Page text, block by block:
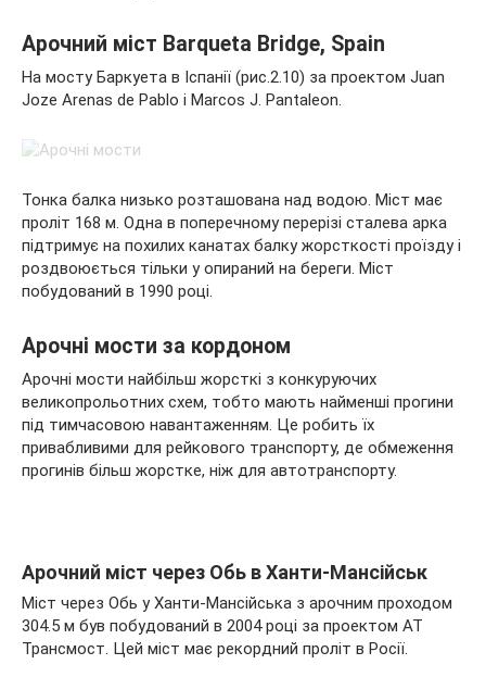
Арочний міст Barqueta Bridge, Spain
На мосту Баркуета в Іспанії (рис.2.10) за проектом Juan
Joze Arenas de Pablo і Marcos J. Pantaleon.
Тонка балка низько розташована над водою. Міст має
проліт 168 м. Одна в поперечному перерізі сталева арка
підтримує на похилих канатах балку жорсткості проїзду і
роздвоюється тільки у опираний на береги. Міст
побудований в 1990 році.
Арочні мости за кордоном
Арочні мости найбільш жорсткі з конкуруючих
великопрольотних схем, тобто мають найменші прогини
під тимчасовою навантаженням. Це робить їх
привабливими для рейкового транспорту, де обмеження
прогинів більш жорстке, ніж для автотранспорту.
Арочний міст через Обь в Ханти-Мансійськ
Міст через Обь у Ханти-Мансійська з арочним проходом
304.5 м був побудований в 2004 році за проектом АТ
Трансмост. Цей міст має рекордний проліт в Росії.